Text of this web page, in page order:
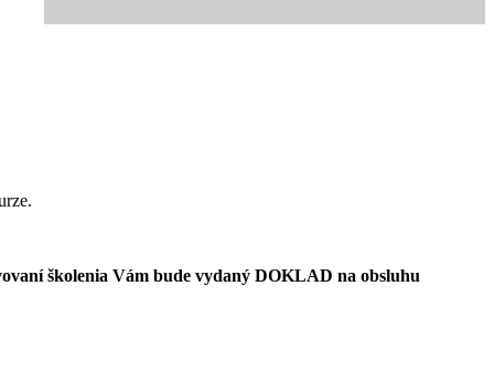
školenia Vám bude vydaný DOKLAD na obsluhu